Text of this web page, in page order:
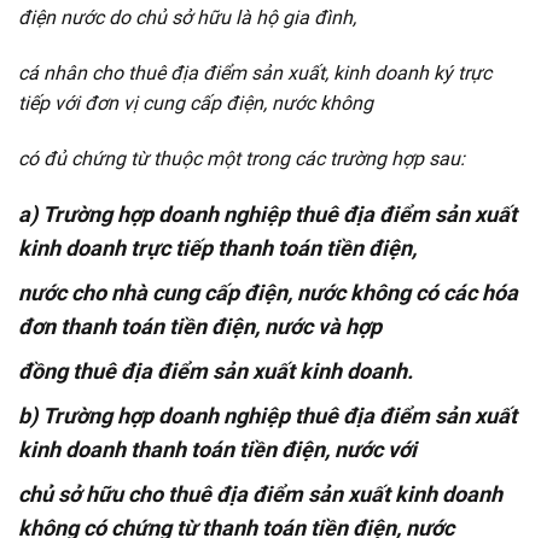
điện nước do chủ sở hữu là hộ gia đình,
cá nhân cho thuê địa điểm sản xuất, kinh doanh ký trực
tiếp với đơn vị cung cấp điện, nước không
có đủ chứng từ thuộc một trong các trường hợp sau:
a) Trường hợp doanh nghiệp thuê địa điểm sản xuất
kinh doanh trực tiếp thanh toán tiền điện,
nước cho nhà cung cấp điện, nước không có các hóa
đơn thanh toán tiền điện, nước và hợp
đồng thuê địa điểm sản xuất kinh doanh.
b) Trường hợp doanh nghiệp thuê địa điểm sản xuất
kinh doanh thanh toán tiền điện, nước với
chủ sở hữu cho thuê địa điểm sản xuất kinh doanh
không có chứng từ thanh toán tiền điện, nước